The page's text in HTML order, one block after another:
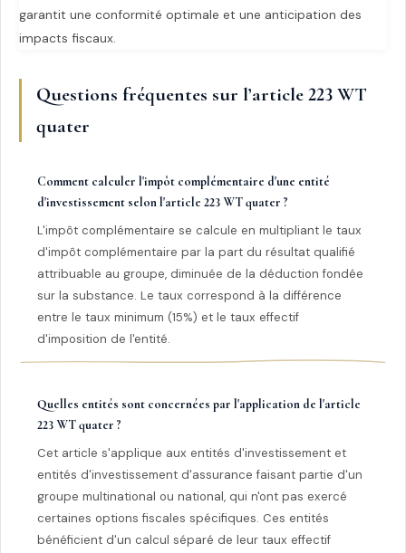
garantit une conformité optimale et une anticipation des
impacts fiscaux.
Questions fréquentes sur l’article 223 WT
quater
Comment calculer l'impôt complémentaire d'une entité
d'investissement selon l'article 223 WT quater ?
L'impôt complémentaire se calcule en multipliant le taux
d'impôt complémentaire par la part du résultat qualifié
attribuable au groupe, diminuée de la déduction fondée
sur la substance. Le taux correspond à la différence
entre le taux minimum (15%) et le taux effectif
d'imposition de l'entité.
Quelles entités sont concernées par l'application de l'article
223 WT quater ?
Cet article s'applique aux entités d'investissement et
entités d'investissement d'assurance faisant partie d'un
groupe multinational ou national, qui n'ont pas exercé
certaines options fiscales spécifiques. Ces entités
bénéficient d'un calcul séparé de leur taux effectif